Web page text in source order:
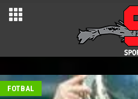
FOTBAL